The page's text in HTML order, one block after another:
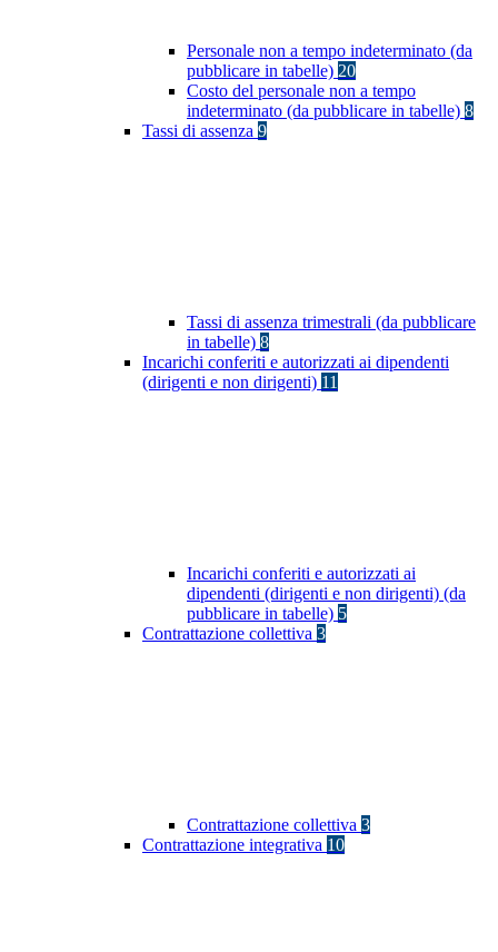
Personale non a tempo indeterminato (da
pubblicare in tabelle) 20
Costo del personale non a tempo
indeterminato (da pubblicare in tabelle) 8
Tassi di assenza 9
Tassi di assenza trimestrali (da pubblicare
in tabelle) 8
Incarichi conferiti e autorizzati ai dipendenti
(dirigenti e non dirigenti) 11
Incarichi conferiti e autorizzati ai
dipendenti (dirigenti e non dirigenti) (da
pubblicare in tabelle) 5
Contrattazione collettiva 3
Contrattazione collettiva 3
Contrattazione integrativa 10